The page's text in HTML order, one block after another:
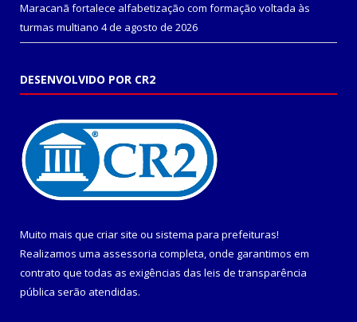
Maracanã fortalece alfabetização com formação voltada às
turmas multiano 4 de agosto de 2026
DESENVOLVIDO POR CR2
Muito mais que criar site ou sistema para prefeituras!
Realizamos uma assessoria completa, onde garantimos em
contrato que todas as exigências das leis de transparência
pública serão atendidas.